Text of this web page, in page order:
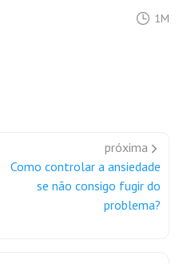
1M
próxima
Como controlar a ansiedade
se não consigo fugir do
problema?